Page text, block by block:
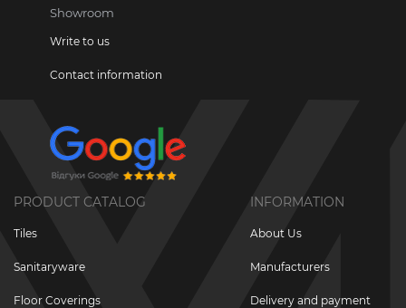
Showroom
Write to us
Contact information
PRODUCT CATALOG
Tiles
Sanitaryware
Floor Coverings
INFORMATION
About Us
Manufacturers
Delivery and payment